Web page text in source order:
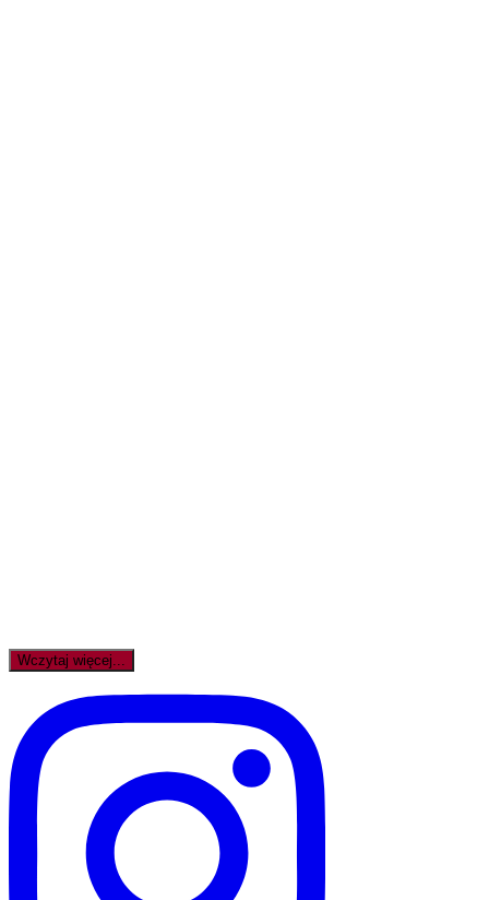
Wczytaj więcej...